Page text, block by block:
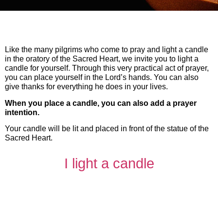
Like the many pilgrims who come to pray and light a candle
in the oratory of the Sacred Heart, we invite you to light a
candle for yourself. Through this very practical act of prayer,
you can place yourself in the Lord’s hands. You can also
give thanks for everything he does in your lives.
When you place a candle, you can also add a prayer
intention.
Your candle will be lit and placed in front of the statue of the
Sacred Heart.
I light a candle